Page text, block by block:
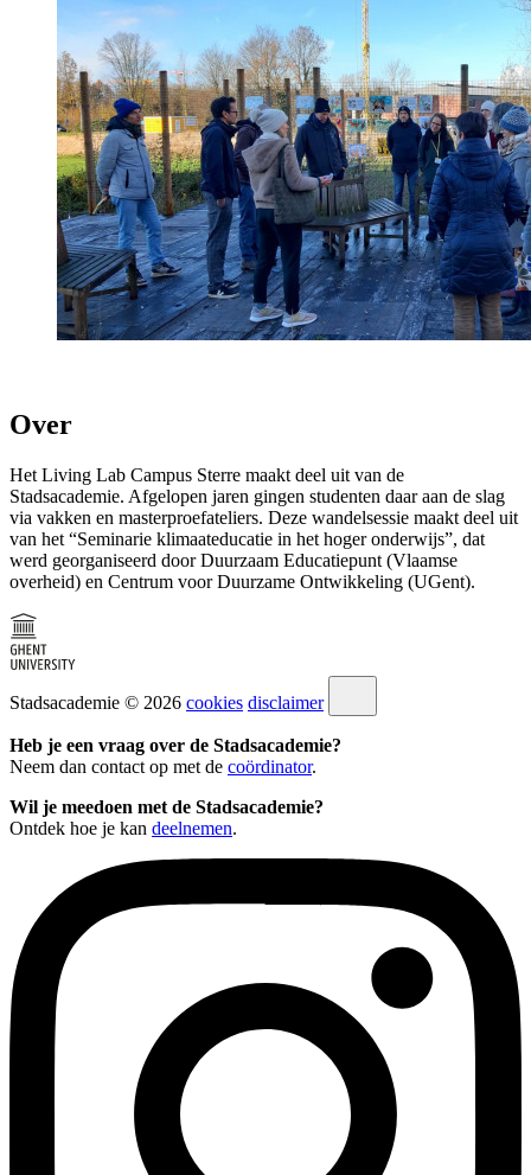
Over
Het Living Lab Campus Sterre maakt deel uit van de
Stadsacademie. Afgelopen jaren gingen studenten daar aan de slag
via vakken en masterproefateliers. Deze wandelsessie maakt deel uit
van het “Seminarie klimaateducatie in het hoger onderwijs”, dat
werd georganiseerd door Duurzaam Educatiepunt (Vlaamse
overheid) en Centrum voor Duurzame Ontwikkeling (UGent).
Stadsacademie © 2026 cookies disclaimer
Heb je een vraag over de Stadsacademie?
Neem dan contact op met de coördinator.
Wil je meedoen met de Stadsacademie?
Ontdek hoe je kan deelnemen.